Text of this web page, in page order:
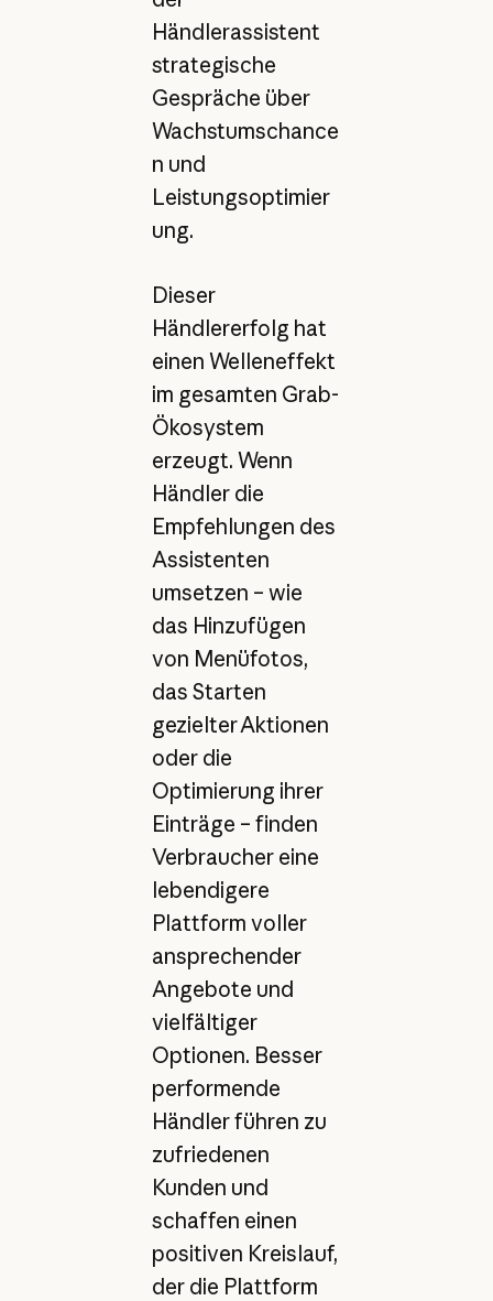
Händlerassistent
strategische
Gespräche über
Wachstumschance
n und
Leistungsoptimier
ung.
Dieser
Händlererfolg hat
einen Welleneffekt
im gesamten Grab-
Ökosystem
erzeugt. Wenn
Händler die
Empfehlungen des
Assistenten
umsetzen – wie
das Hinzufügen
von Menüfotos,
das Starten
gezielter Aktionen
oder die
Optimierung ihrer
Einträge – finden
Verbraucher eine
lebendigere
Plattform voller
ansprechender
Angebote und
vielfältiger
Optionen. Besser
performende
Händler führen zu
zufriedenen
Kunden und
schaffen einen
positiven Kreislauf,
der die Plattform